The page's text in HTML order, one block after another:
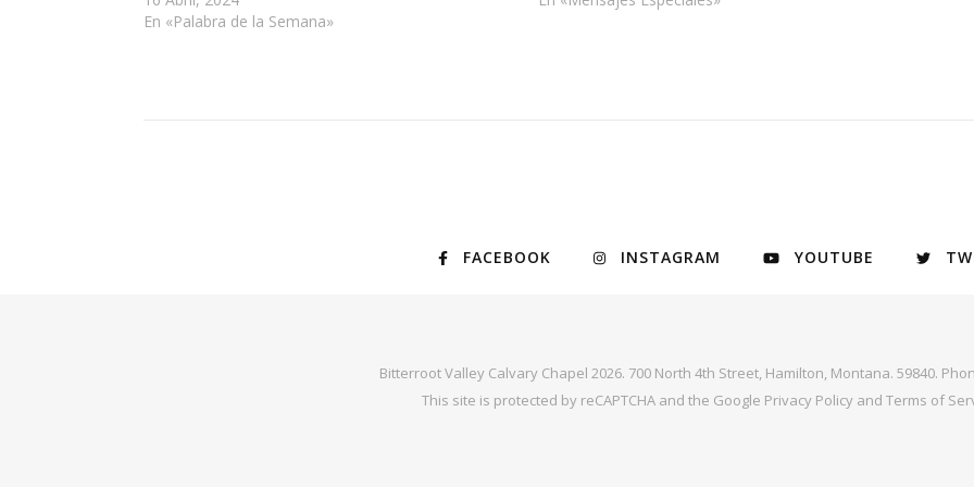
En «Palabra de la Semana»
FACEBOOK INSTAGRAM YOUTUBE
Bitterroot Valley Calvary Chapel 2026. 700 North 4th Street, Hamilton, Montana. 59840.
This site is protected by reCAPTCHA and the Google Privacy Policyand Terms of